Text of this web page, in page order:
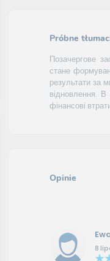
Próbne
Позачергове
стане
результати за
відновлення.
фінансові
Opinie
8